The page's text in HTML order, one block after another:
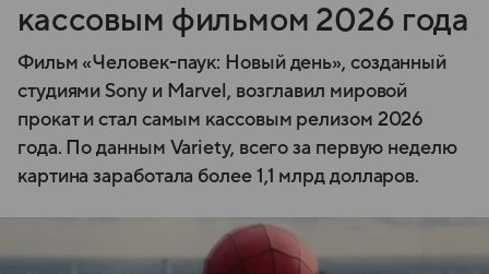
кассовым фильмом 2026 года
Фильм «Человек-паук: Новый день», созданный
студиями Sony и Marvel, возглавил мировой
прокат и стал самым кассовым релизом 2026
года. По данным Variety, всего за первую неделю
картина заработала более 1,1 млрд долларов.